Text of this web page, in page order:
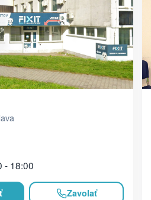
- 18:00
Zavolať